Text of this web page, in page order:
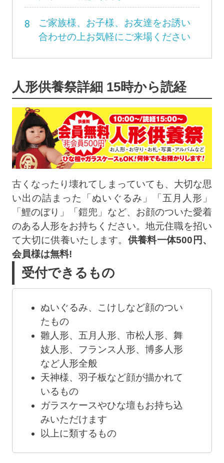
8
ご家族様、お子様、お友達をお誘い
合わせの上お気軽にご来場ください
人形供養祭詳細 15時から読経
古くなったり壊れてしまっていても、大切な思
い出の詰まった「ぬいぐるみ」「五月人形」
「鯉のぼり」「鎧兜」など、お顔のついた愛着
のある人形をお持ちください。地元住職を招い
て大切に供養いたします。 供養料一体500円、
会員様は無料!
受付できるもの
ぬいぐるみ、こけしなど顔のつい
たもの
雛人形、五月人形、市松人形、舞
妓人形、フランス人形、博多人形
など人形全般
天神様、羽子板など顔が描かれて
いるもの
ガラスケースやひな壇もお持ち込
みいただけます
以上に類するもの